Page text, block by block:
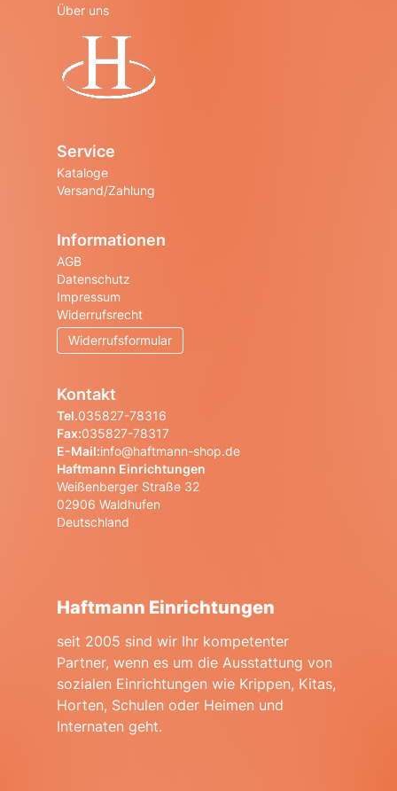
Über uns
Service
Kataloge
Versand/Zahlung
Informationen
AGB
Datenschutz
Impressum
Widerrufsrecht
Widerrufsformular
Kontakt
Tel.035827-78316
Fax:035827-78317
E-Mail:info@haftmann-shop.de
Haftmann Einrichtungen
Weißenberger Straße 32
02906 Waldhufen
Deutschland
Haftmann Einrichtungen
seit 2005 sind wir Ihr kompetenter
Partner, wenn es um die Ausstattung von
sozialen Einrichtungen wie Krippen, Kitas,
Horten, Schulen oder Heimen und
Internaten geht.